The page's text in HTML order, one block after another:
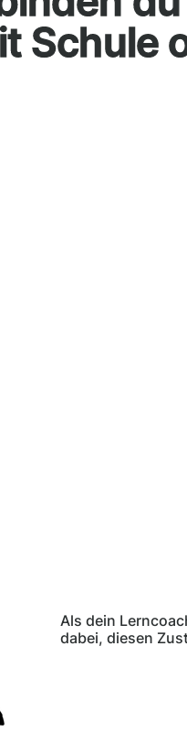
Schule
Als dein
dabei, diesen